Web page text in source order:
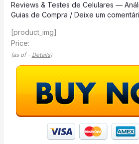
Reviews & Testes de Celulares —
Guias de Compra / Deixe um
[product_img]
Price:
(as of – Details)